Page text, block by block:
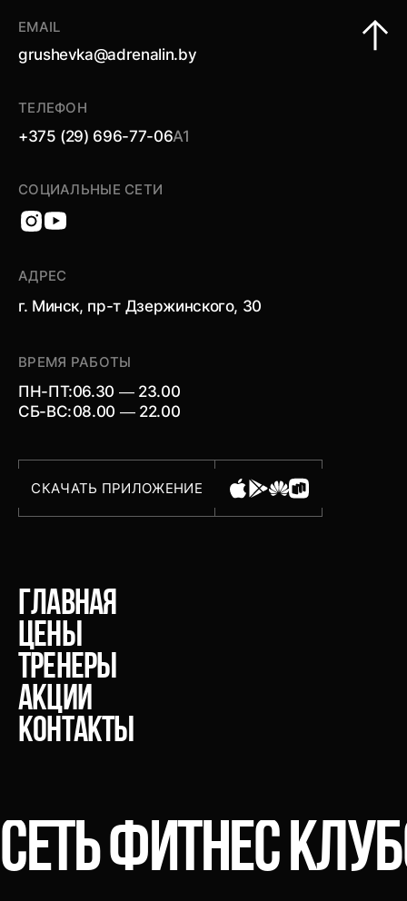
EMAIL
grushevka@adrenalin.by
ТЕЛЕФОН
+375 (29) 696-77-06А1
СОЦИАЛЬНЫЕ СЕТИ
АДРЕС
г. Минск, пр-т Дзержинского, 30
ВРЕМЯ РАБОТЫ
ПН-ПТ:
СБ-ВС:
06.30 — 23.00
08.00 — 22.00
СКАЧАТЬ ПРИЛОЖЕНИЕ
главная
Цены
тренеры
акции
Контакты
СЕТЬ ФИТНЕС